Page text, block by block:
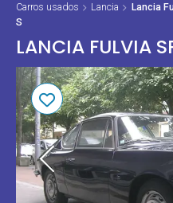
Carros usados Lancia Lancia
S
LANCIA FULVIA